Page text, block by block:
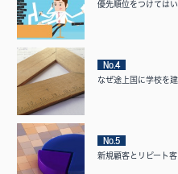
優先順位をつけては
No.4
なぜ途上国に学校を
No.5
新規顧客とリピート